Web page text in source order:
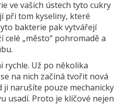
ve vašich ústech tyto cukry
při tom kyseliny, které
bakterie pak vytvářejí
„město“ pohromadě a
rychle. Už po několika
na nich začíná tvořit nová
narušíte pouze mechanicky
usadí. Proto je klíčové nejen